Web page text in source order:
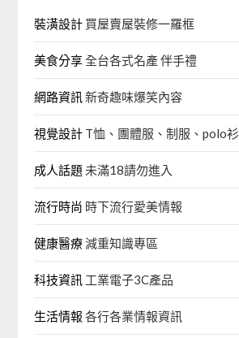
裝潢設計 買屋賣屋裝修一羅框
美食分享全台各式名產 伴手禮
網路資訊 新奇趣味爆笑內容
視覺設計 T恤、團體服、制服、polo衫
成人話題 未滿18請勿進入
流行時尚 時下流行愛美情報
健康醫療減重知識專區
科技資訊 工業電子3C產品
生活情報 各行各業情報資訊